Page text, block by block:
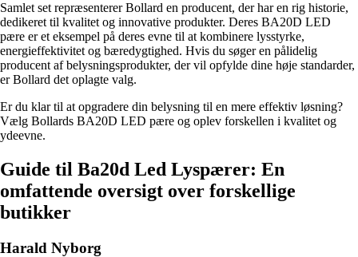
Samlet set repræsenterer Bollard en producent, der har en rig historie,
dedikeret til kvalitet og innovative produkter. Deres BA20D LED
pære er et eksempel på deres evne til at kombinere lysstyrke,
energieffektivitet og bæredygtighed. Hvis du søger en pålidelig
producent af belysningsprodukter, der vil opfylde dine høje standarder,
er Bollard det oplagte valg.
Er du klar til at opgradere din belysning til en mere effektiv løsning?
Vælg Bollards BA20D LED pære og oplev forskellen i kvalitet og
ydeevne.
Guide til Ba20d Led Lyspærer: En
omfattende oversigt over forskellige
butikker
Harald Nyborg